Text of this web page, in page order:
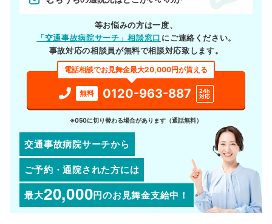
等お悩みの方は一度、
「交通事故病院サーチ」相談窓口 にご連絡ください。
事故対応の相談員が無料で相談対応致します。
電話相談でお見舞金最大20,000円が貰える
無料 0120-963-887
24h
対応
※050に切り替わる場合があります（通話無料）
交通事故病院サーチから
ご予約・通院された方には
最大20,000円のお見舞金支給中！